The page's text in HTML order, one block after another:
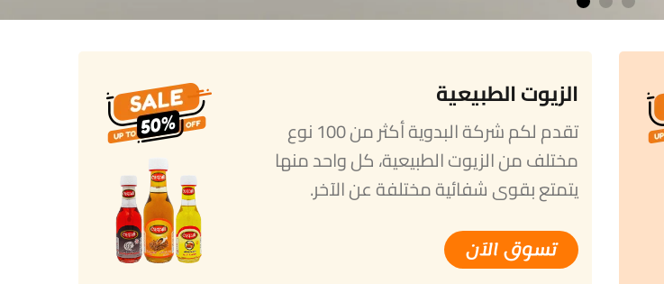
الزيوت الطبيعية
تقدم لكم شركة البدوية أكثر من 100 نوع
مختلف من الزيوت الطبيعية، كل واحد منها
يتمتع بقوى شفائية مختلفة عن الآخر.
تسوق الآن